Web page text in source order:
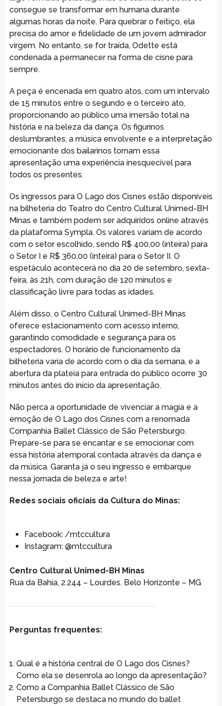
consegue se transformar em humana durante
algumas horas da noite. Para quebrar o feitiço, ela
precisa do amor e fidelidade de um jovem admirador
virgem. No entanto, se for traída, Odette está
condenada a permanecer na forma de cisne para
sempre.
A peça é encenada em quatro atos, com um intervalo
de 15 minutos entre o segundo e o terceiro ato,
proporcionando ao público uma imersão total na
história e na beleza da dança. Os figurinos
deslumbrantes, a música envolvente e a interpretação
emocionante dos bailarinos tornam essa
apresentação uma experiência inesquecível para
todos os presentes.
Os ingressos para O Lago dos Cisnes estão disponíveis
na bilheteria do Teatro do Centro Cultural Unimed-BH
Minas e também podem ser adquiridos online através
da plataforma Sympla. Os valores variam de acordo
com o setor escolhido, sendo R$ 400,00 (inteira) para
o Setor I e R$ 360,00 (inteira) para o Setor II. O
espetáculo acontecerá no dia 20 de setembro, sexta-
feira, às 21h, com duração de 120 minutos e
classificação livre para todas as idades.
Além disso, o Centro Cultural Unimed-BH Minas
oferece estacionamento com acesso interno,
garantindo comodidade e segurança para os
espectadores. O horário de funcionamento da
bilheteria varia de acordo com o dia da semana, e a
abertura da plateia para entrada do público ocorre 30
minutos antes do início da apresentação.
Não perca a oportunidade de vivenciar a magia e a
emoção de O Lago dos Cisnes com a renomada
Companhia Ballet Clássico de São Petersburgo.
Prepare-se para se encantar e se emocionar com
essa história atemporal contada através da dança e
da música. Garanta já o seu ingresso e embarque
nessa jornada de beleza e arte!
Redes sociais oficiais da Cultura do Minas:
Facebook: /mtccultura
Instagram: @mtccultura
Centro Cultural Unimed-BH Minas
Rua da Bahia, 2.244 – Lourdes. Belo Horizonte – MG
Perguntas frequentes:
Qual é a história central de O Lago dos Cisnes?
Como ela se desenrola ao longo da apresentação?
Como a Companhia Ballet Clássico de São
Petersburgo se destaca no mundo do ballet